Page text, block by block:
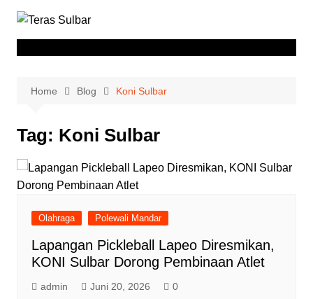
content
Home Blog Koni Sulbar
Tag: Koni Sulbar
Olahraga Polewali Mandar
Lapangan Pickleball Lapeo Diresmikan,
KONI Sulbar Dorong Pembinaan Atlet
admin Juni 20, 2026 0